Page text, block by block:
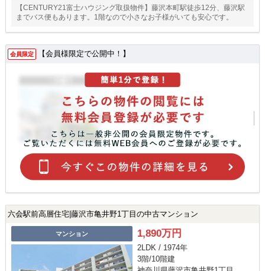
【CENTURY21富士ハウジング取扱物件】藤沢本町駅徒歩12分、藤沢駅
までバス便もあります。1階なので小さなお子様がいても安心です。
会員限定 【会員様限定で公開中！】
六会駅前高層住宅|藤沢市亀井野1丁目の中古マンション
マンション 1,890万円
2LDK / 1974年
3階/10階建